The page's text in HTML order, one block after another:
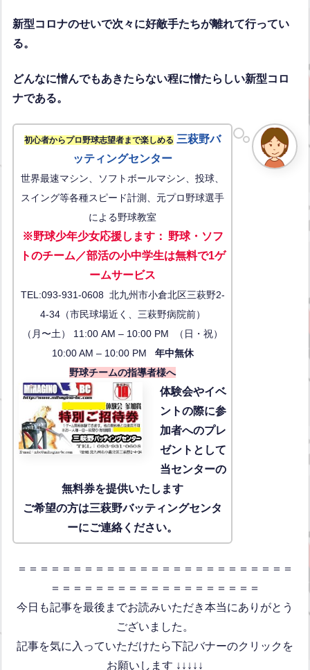
新型コロナのせいで次々に好敵手たちが離れて行ってい
る。
どんなに憎んでもあきたらない程に憎たらしい新型コロ
ナである。
初心者からプロ野球志望者まで楽しめる 三萩野バ
ッティングセンター
世界最速マシン、ソフトボールマシン、投球、
スイング等各種スピード計測、元プロ野球選手
による野球教室
※野球少年少女応援します： 野球・ソフ
トのチーム／部活の小中学生は無料で1ゲ
ームサービス
TEL:093-931-0608 北九州市小倉北区三萩野2-
4-34（市民球場近く、三萩野病院前）
（月〜土） 11:00 AM – 10:00 PM （日・祝）
10:00 AM – 10:00 PM 年中無休
野球チームの指導者様へ
体験会やイベ
ントの際に参
加者へのプレ
ゼントとして
当センターの
無料券を提供いたします
ご希望の方は三萩野バッティングセンタ
ーにご連絡ください。
＝＝＝＝＝＝＝＝＝＝＝＝＝＝＝＝＝＝＝＝＝＝＝＝＝
＝＝＝＝＝＝＝＝＝＝＝＝＝＝＝＝＝＝＝
今日も記事を最後までお読みいただき本当にありがとう
ございました。
記事を気に入っていただけたら下記バナーのクリックを
お願いします ↓↓↓↓↓